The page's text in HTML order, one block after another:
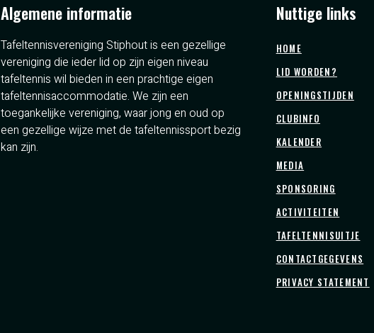
Algemene informatie
Tafeltennisvereniging Stiphout is een gezellige
vereniging die ieder lid op zijn eigen niveau
tafeltennis wil bieden in een prachtige eigen
tafeltennisaccommodatie. We zijn een
toegankelijke vereniging, waar jong en oud op
een gezellige wijze met de tafeltennissport bezig
kan zijn.
Nuttige links
HOME
LID WORDEN?
OPENINGSTIJDEN
CLUBINFO
KALENDER
MEDIA
SPONSORING
ACTIVITEITEN
TAFELTENNISUITJE
CONTACTGEGEVENS
PRIVACY STATEMENT